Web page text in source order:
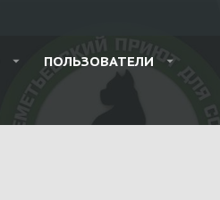
ПОЛЬЗОВАТЕЛИ